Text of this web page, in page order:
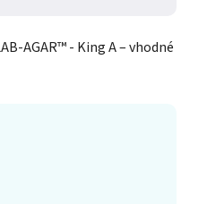
AGAR™ - King A – vhodné